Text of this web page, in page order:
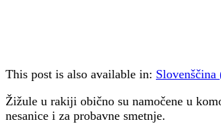
This post is also available in: Slovenščina
Žižule u rakiji obično su namočene u
nesanice i za probavne smetnje.